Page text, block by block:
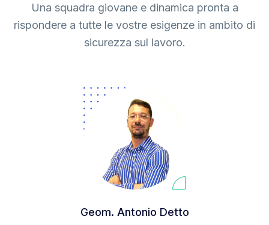
Una squadra giovane e dinamica pronta a
rispondere a tutte le vostre esigenze in ambito di
sicurezza sul lavoro.
Geom. Antonio Detto